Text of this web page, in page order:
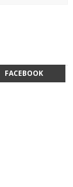
FACEBOOK